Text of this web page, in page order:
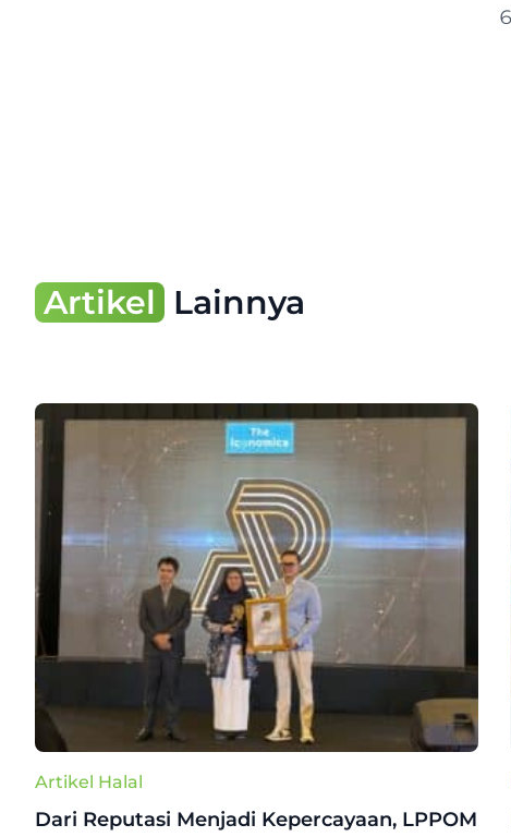
Artikel Lainnya
Artikel Halal
Dari Reputasi Menjadi Kepercayaan, LPPOM